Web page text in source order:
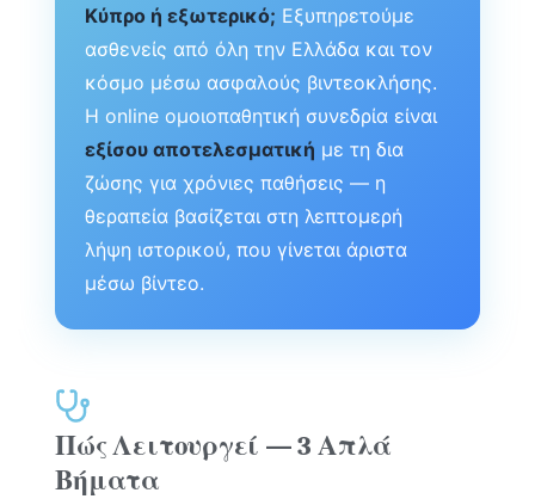
Κύπρο ή εξωτερικό; Εξυπηρετούμε
ασθενείς από όλη την Ελλάδα και τον
κόσμο μέσω ασφαλούς βιντεοκλήσης.
Η online ομοιοπαθητική συνεδρία είναι
εξίσου αποτελεσματική με τη δια
ζώσης για χρόνιες παθήσεις — η
θεραπεία βασίζεται στη λεπτομερή
λήψη ιστορικού, που γίνεται άριστα
μέσω βίντεο.
Πώς Λειτουργεί — 3 Απλά
Βήματα